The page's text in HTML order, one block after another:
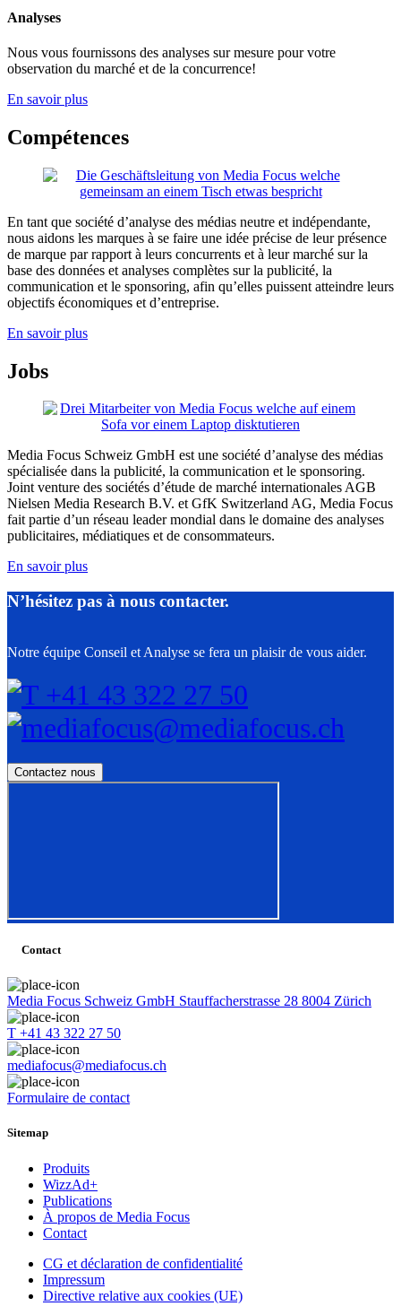
Analyses
Nous vous fournissons des analyses sur mesure pour votre
observation du marché et de la concurrence!
En savoir plus
Compétences
En tant que société d’analyse des médias neutre et indépendante,
nous aidons les marques à se faire une idée précise de leur présence
de marque par rapport à leurs concurrents et à leur marché sur la
base des données et analyses complètes sur la publicité, la
communication et le sponsoring, afin qu’elles puissent atteindre leurs
objectifs économiques et d’entreprise.
En savoir plus
Jobs
Media Focus Schweiz GmbH est une société d’analyse des médias
spécialisée dans la publicité, la communication et le sponsoring.
Joint venture des sociétés d’étude de marché internationales AGB
Nielsen Media Research B.V. et GfK Switzerland AG, Media Focus
fait partie d’un réseau leader mondial dans le domaine des analyses
publicitaires, médiatiques et de consommateurs.
En savoir plus
N’hésitez pas à nous contacter.
Notre équipe Conseil et Analyse se fera un plaisir de vous aider.
T +41 43 322 27 50
mediafocus@mediafocus.ch
Contact
Media Focus Schweiz GmbH Stauffacherstrasse 28 8004 Zürich
T +41 43 322 27 50
mediafocus@mediafocus.ch
Formulaire de contact
Sitemap
Produits
WizzAd+
Publications
À propos de Media Focus
Contact
CG et déclaration de confidentialité
Impressum
Directive relative aux cookies (UE)